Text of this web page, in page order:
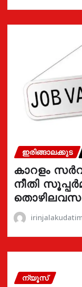
ഇരിങ്ങാലക്കുട
കാറളം
നീതി
ന്യൂസ്